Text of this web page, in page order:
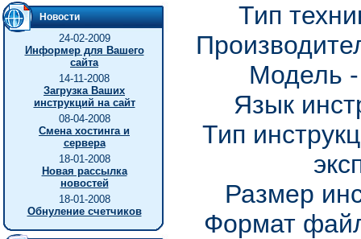
Новости
24-02-2009
Информер для Вашего
сайта
14-11-2008
Загрузка Ваших
инструкций на сайт
08-04-2008
Смена хостинга и
сервера
18-01-2008
Новая рассылка
новостей
18-01-2008
Обнуление счетчиков
Тип
Модель
Язык
Тип
Размер
Формат